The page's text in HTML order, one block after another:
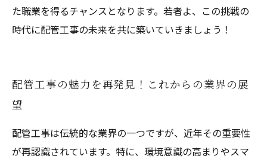
た職業を得るチャンスとなります。若者よ、この挑戦の
時代に配管工事の未来を共に築いていきましょう！
配管工事の魅力を再発見！これからの業界の展
望
配管工事は伝統的な業界の一つですが、近年その重要性
が再認識されています。特に、環境意識の高まりやスマ